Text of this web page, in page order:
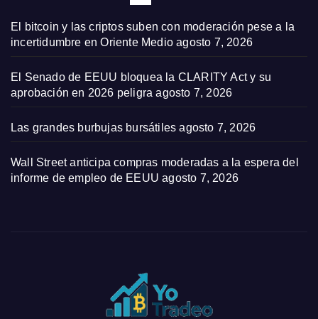
El bitcoin y las criptos suben con moderación pese a la
incertidumbre en Oriente Medio agosto 7, 2026
El Senado de EEUU bloquea la CLARITY Act y su
aprobación en 2026 peligra agosto 7, 2026
Las grandes burbujas bursátiles agosto 7, 2026
Wall Street anticipa compras moderadas a la espera del
informe de empleo de EEUU agosto 7, 2026